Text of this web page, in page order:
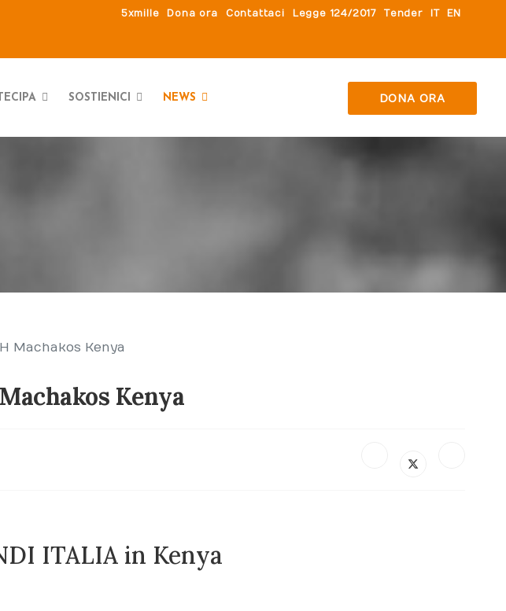
5xmille Dona ora Contattaci Legge 124/2017 Tender IT EN
SOSTIENICI NEWS DONA ORA
Machakos Kenya
Kenya
ITALIA in Kenya